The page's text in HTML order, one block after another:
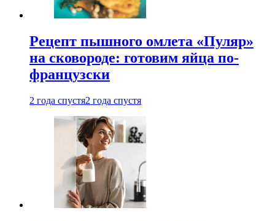
Рецепт пышного омлета «Пуляр»
на сковороде: готовим яйца по-
французски
2 года спустя2 года спустя